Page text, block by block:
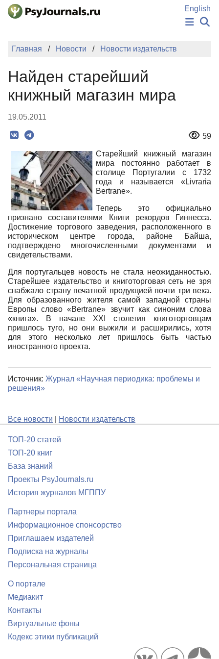
Перейти к основному содержанию
English
НОВОСТИ
ПОДАТЬ РУКОПИСЬ
КЛЮЧЕВЫЕ СЛОВА
Главная Новости Новости издательств
Найден старейший
книжный магазин мира
19.05.2011
59
Старейший книжный магазин
мира постоянно работает в
столице Португалии с 1732
года и называется «Livraria
Bertrane».
Теперь это официально
признано составителями Книги рекордов Гиннесса.
Достижение торгового заведения, расположенного в
историческом центре города, районе Байша,
подтверждено многочисленными документами и
свидетельствами.
Для португальцев новость не стала неожиданностью.
Старейшее издательство и книготорговая сеть не зря
снабжало страну печатной продукцией почти три века.
Для образованного жителя самой западной страны
Европы слово «Bertrane» звучит как синоним слова
«книга». В начале ХХI столетия книготорговцам
пришлось туго, но они выжили и расширились, хотя
для этого несколько лет пришлось быть частью
иностранного проекта.
Источник: Журнал «Научная периодика: проблемы и
решения»
Все новости Новости издательств
ТОП-20 статей
ТОП-20 книг
База знаний
Проекты PsyJournals.ru
История журналов МГППУ
Партнеры портала
Информационное спонсорство
Приглашаем издателей
Подписка на журналы
Персональная страница
О портале
Медиакит
Контакты
Виртуальные фоны
Кодекс этики публикаций